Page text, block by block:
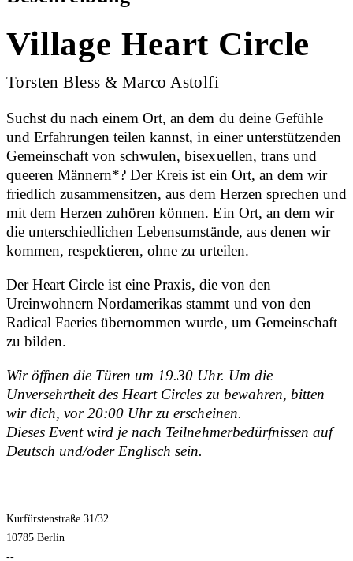
Village Heart Circle
Torsten Bless & Marco Astolfi
Suchst du nach einem Ort, an dem du deine Gefühle
und Erfahrungen teilen kannst, in einer unterstützenden
Gemeinschaft von schwulen, bisexuellen, trans und
queeren Männern*? Der Kreis ist ein Ort, an dem wir
friedlich zusammensitzen, aus dem Herzen sprechen und
mit dem Herzen zuhören können. Ein Ort, an dem wir
die unterschiedlichen Lebensumstände, aus denen wir
kommen, respektieren, ohne zu urteilen.
Der Heart Circle ist eine Praxis, die von den
Ureinwohnern Nordamerikas stammt und von den
Radical Faeries übernommen wurde, um Gemeinschaft
zu bilden.
Wir öffnen die Türen um 19.30 Uhr. Um die
Unversehrtheit des Heart Circles zu bewahren, bitten
wir dich, vor 20:00 Uhr zu erscheinen.
Dieses Event wird je nach Teilnehmerbedürfnissen auf
Deutsch und/oder Englisch sein.
Kurfürstenstraße 31/32
10785 Berlin
--